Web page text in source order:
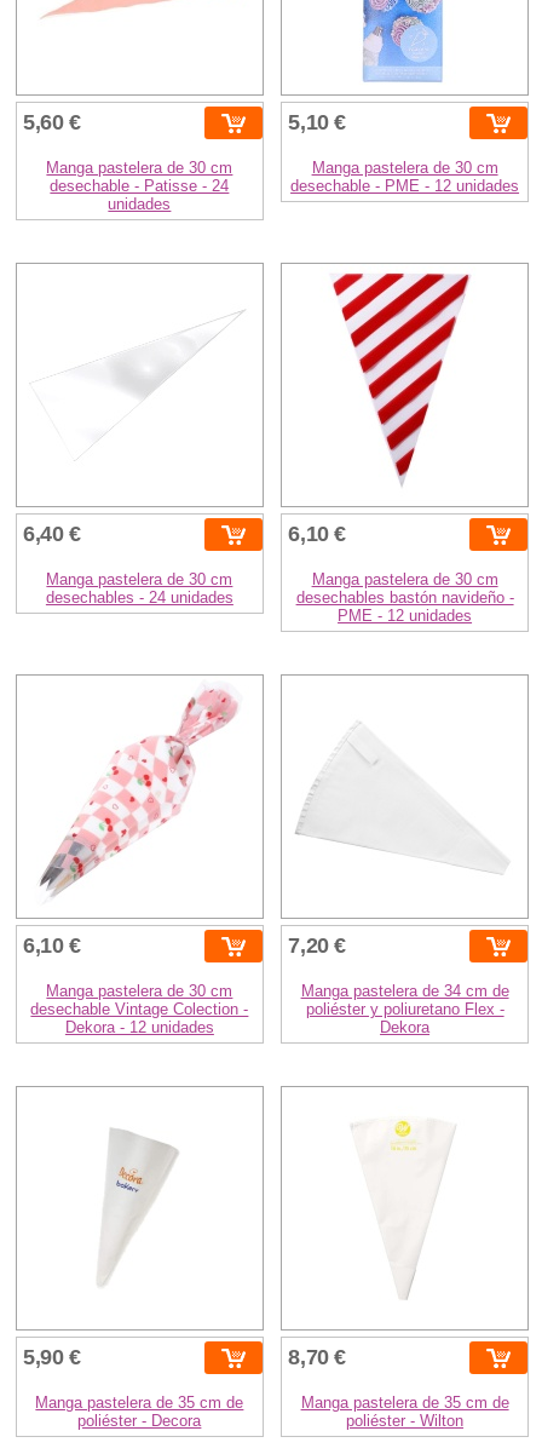
5,60 €
Manga pastelera de 30 cm
desechable - Patisse - 24
unidades
5,10 €
Manga pastelera de 30 cm
desechable - PME - 12 unidades
6,40 €
Manga pastelera de 30 cm
desechables - 24 unidades
6,10 €
Manga pastelera de 30 cm
desechables bastón navideño -
PME - 12 unidades
6,10 €
Manga pastelera de 30 cm
desechable Vintage Colection -
Dekora - 12 unidades
7,20 €
Manga pastelera de 34 cm de
poliéster y poliuretano Flex -
Dekora
5,90 €
Manga pastelera de 35 cm de
poliéster - Decora
8,70 €
Manga pastelera de 35 cm de
poliéster - Wilton